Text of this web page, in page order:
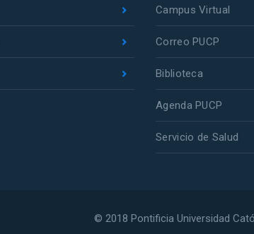
Campus Virtual
Correo PUCP
Biblioteca
Agenda PUCP
Servicio de Salud
© 2018 Pontificia Universidad